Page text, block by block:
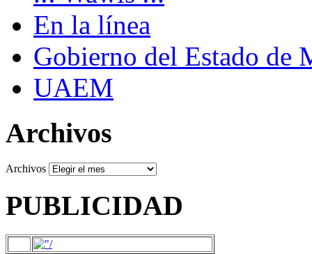
En la línea
Gobierno del Estado de
UAEM
Archivos
Archivos
PUBLICIDAD